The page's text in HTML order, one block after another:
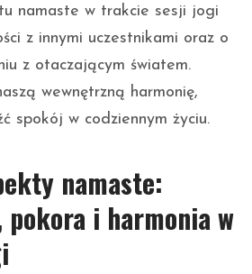
namaste w trakcie sesji jogi
z innymi uczestnikami oraz o
z otaczającym światem.
wewnętrzną harmonię,
spokój w codziennym życiu.
namaste:
pokora i harmonia w